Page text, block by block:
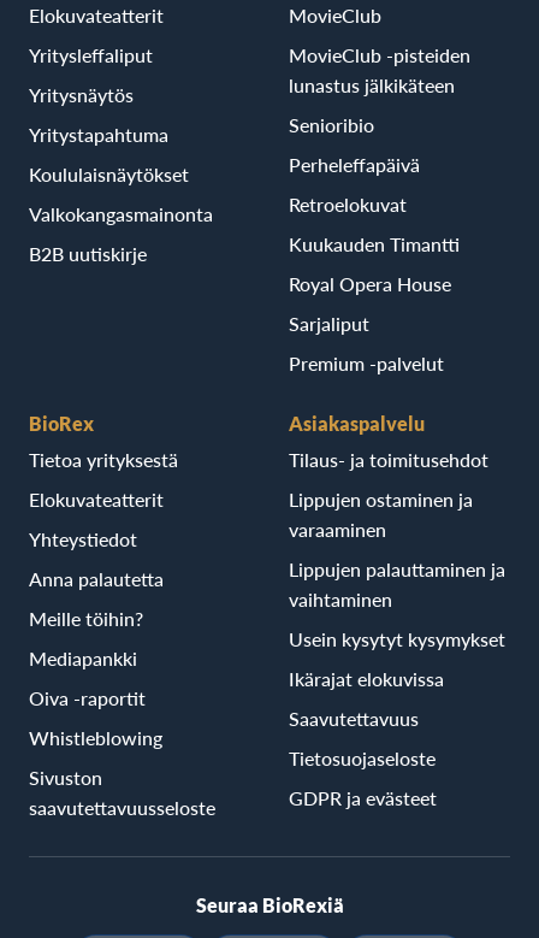
Elokuvateatterit
Yritysleffaliput
Yritysnäytös
Yritystapahtuma
Koululaisnäytökset
Valkokangasmainonta
B2B uutiskirje
MovieClub
MovieClub -pisteiden
lunastus jälkikäteen
Senioribio
Perheleffapäivä
Retroelokuvat
Kuukauden Timantti
Royal Opera House
Sarjaliput
Premium -palvelut
BioRex
Tietoa yrityksestä
Elokuvateatterit
Yhteystiedot
Anna palautetta
Meille töihin?
Mediapankki
Oiva -raportit
Whistleblowing
Sivuston
saavutettavuusseloste
Asiakaspalvelu
Tilaus- ja toimitusehdot
Lippujen ostaminen ja
varaaminen
Lippujen palauttaminen ja
vaihtaminen
Usein kysytyt kysymykset
Ikärajat elokuvissa
Saavutettavuus
Tietosuojaseloste
GDPR ja evästeet
Seuraa BioRexiä